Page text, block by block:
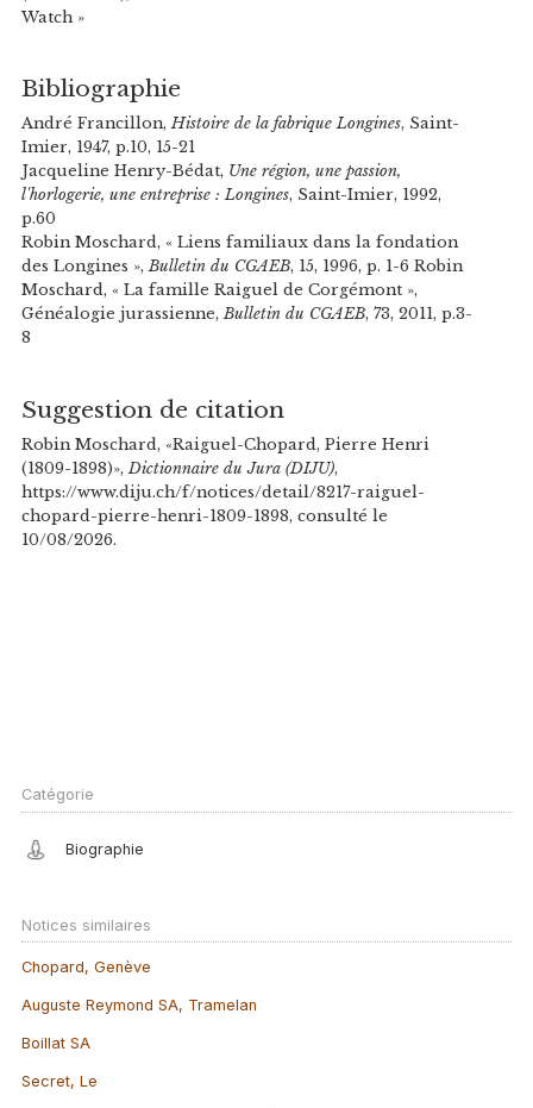
Watch »
Bibliographie
André Francillon,Histoire de la fabrique Longines, Saint-
Imier, 1947, p.10, 15-21
Jacqueline Henry-Bédat, Une région, une passion,
l'horlogerie, une entreprise : Longines, Saint-Imier, 1992,
p.60
Robin Moschard, « Liens familiaux dans la fondation
des Longines »,Bulletin du CGAEB, 15, 1996, p. 1-6 Robin
Moschard, « La famille Raiguel de Corgémont »,
Généalogie jurassienne,Bulletin du CGAEB, 73, 2011, p.3-
8
Suggestion de citation
Robin Moschard, «Raiguel-Chopard, Pierre Henri
(1809-1898)», Dictionnaire du Jura (DIJU),
https://www.diju.ch/f/notices/detail/8217-raiguel-
chopard-pierre-henri-1809-1898, consulté le
10/08/2026.
Catégorie
Biographie
Notices similaires
Chopard, Genève
Auguste Reymond SA, Tramelan
Boillat SA
Secret, Le